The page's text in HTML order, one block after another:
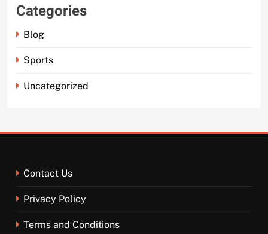
Categories
Blog
Sports
Uncategorized
Contact Us
Privacy Policy
Terms and Conditions